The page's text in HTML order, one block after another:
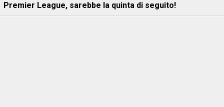
Premier League, sarebbe la quinta di seguito!